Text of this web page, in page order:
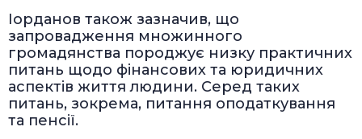
Іорданов також зазначив, що
запровадження множинного
громадянства породжує низку практичних
питань щодо фінансових та юридичних
аспектів життя людини. Серед таких
питань, зокрема, питання оподаткування
та пенсії.